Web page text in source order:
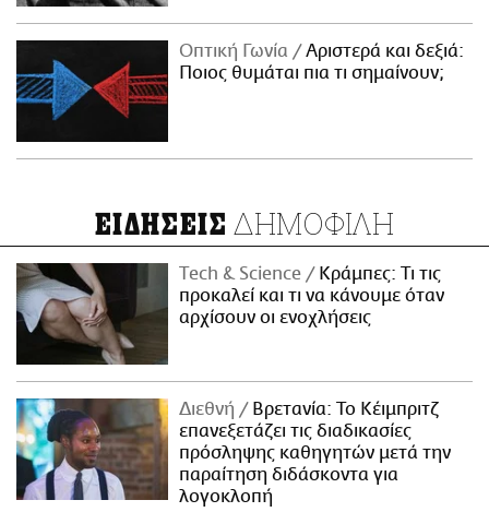
Οπτική Γωνία
Αριστερά και δεξιά:
Ποιος θυμάται πια τι σημαίνουν;
ΕΙΔΗΣΕΙΣ ΔΗΜΟΦΙΛΗ
Τech & Science
Κράμπες: Τι τις
προκαλεί και τι να κάνουμε όταν
αρχίσουν οι ενοχλήσεις
Διεθνή
Βρετανία: Το Κέιμπριτζ
επανεξετάζει τις διαδικασίες
πρόσληψης καθηγητών μετά την
παραίτηση διδάσκοντα για
λογοκλοπή